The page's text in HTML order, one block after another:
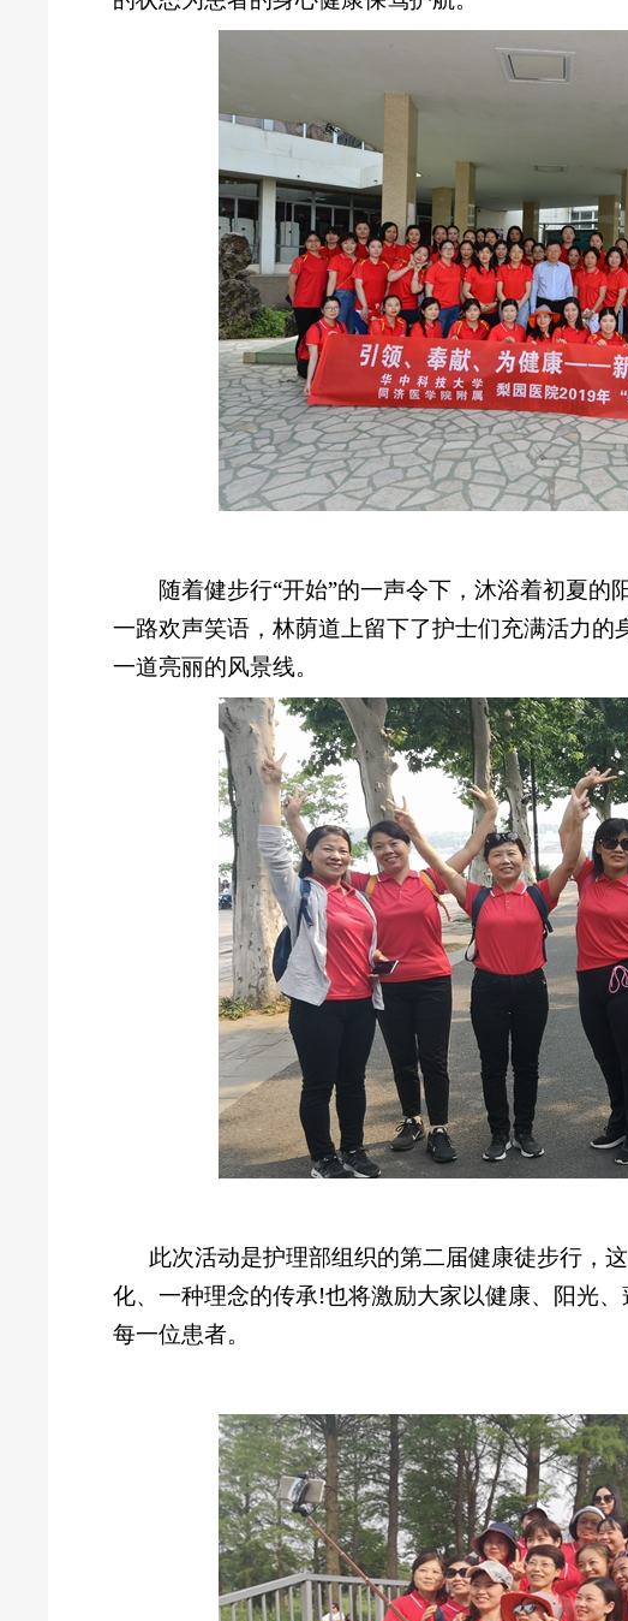
随着健步行“开始”的一声令下，沐浴着初夏的
一路欢声笑语，林荫道上留下了护士们充满活力
一道亮丽的风景线。
此次活动是护理部组织的第二届健康徒步行，
化、一种理念的传承!也将激励大家以健康、阳光
每一位患者。